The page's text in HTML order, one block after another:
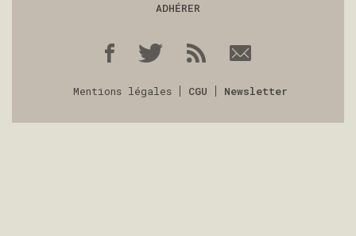
ADHÉRER
Mentions légales CGU Newsletter